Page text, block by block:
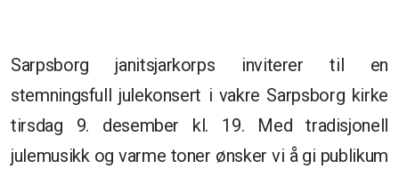
Sarpsborg janitsjarkorps inviterer til en
stemningsfull julekonsert i vakre Sarpsborg kirke
tirsdag 9. desember kl. 19. Med tradisjonell
julemusikk og varme toner ønsker vi å gi publikum